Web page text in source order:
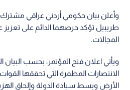
وأعلن بيان حكومي أردني عراقي
طريبيل تؤكد حرصهما الدائم على تعزيز
المجالات.
ويأتي اعلان فتح المؤتمر، بحسب البيان
الانتصارات المظفرة التي تحققها
الأرض وبسط سيادة الدولة وإلحاق